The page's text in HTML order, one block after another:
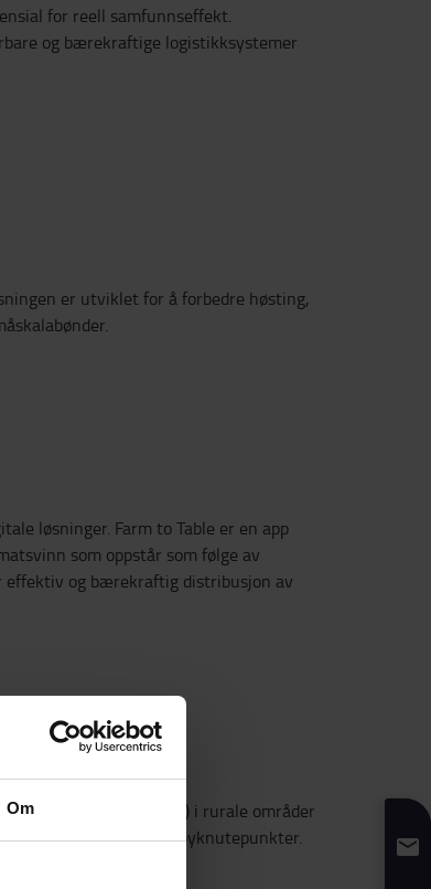
Om
for reell samfunnseffekt.
og bærekraftige logistikksystemer
er utviklet for å forbedre høsting,
løsninger. Farm to Table er en app
som oppstår som følge av
effektiv og bærekraftig distribusjon av
etappe («last mile») i rurale områder
og sentraliserte landsbyknutepunkter.